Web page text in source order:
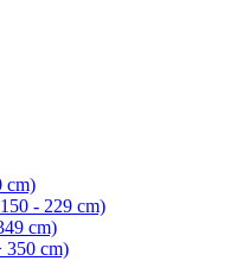
cm)
- 229 cm)
cm)
350 cm)